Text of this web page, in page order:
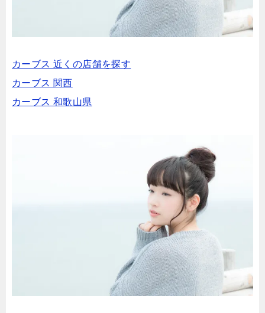
カーブス 近くの店舗を探す
カーブス 関西
カーブス 和歌山県